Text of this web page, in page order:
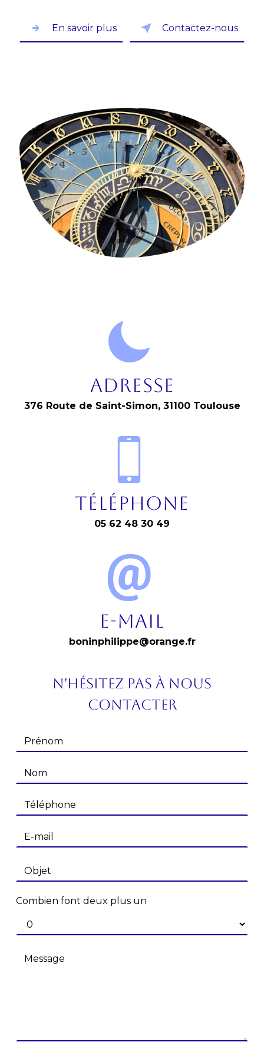
En savoir plus Contactez-nous
Adresse
376 Route de Saint-Simon, 31100 Toulouse
Téléphone
05 62 48 30 49
E-mail
boninphilippe@orange.fr
N'hésitez pas à nous
contacter
Combien font deux plus un